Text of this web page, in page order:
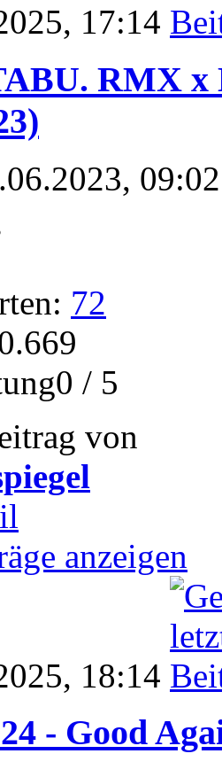
17:14
RMX x
72
/ 5
von
anzeigen
18:14
- Good